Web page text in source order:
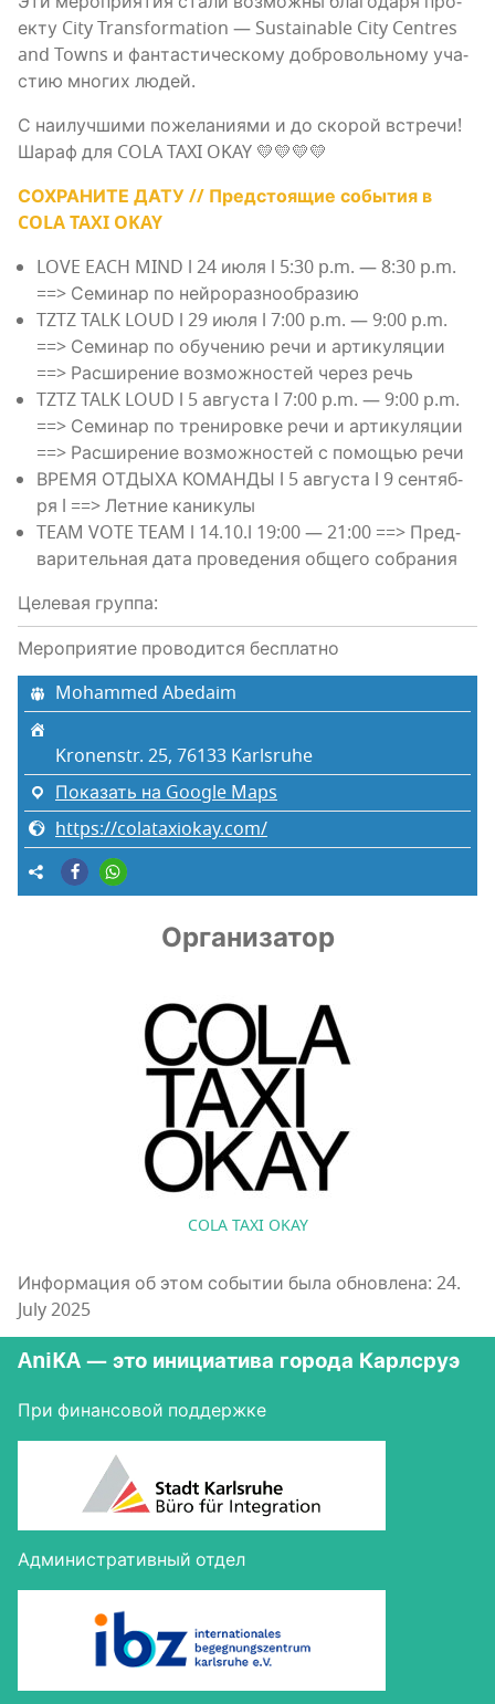
ек­ту City Transformation — Sustainable City Centres
and Towns и фан­та­сти­че­ско­му доб­ро­воль­но­му уча­
стию мно­гих людей.
С наи­луч­ши­ми поже­ла­ни­я­ми и до ско­рой встре­чи!
Шараф для COLA TAXI OKAY 💛💛💛💛
СОХРАНИТЕ ДАТУ // Пред­сто­я­щие собы­тия в
COLA TAXI OKAY
LOVE EACH MIND l 24 июля l 5:30 p.m. — 8:30 p.m.
==> Семи­нар по нейроразнообразию
TZTZ TALK LOUD l 29 июля l 7:00 p.m. — 9:00 p.m.
==> Семи­нар по обу­че­нию речи и арти­ку­ля­ции
==> Рас­ши­ре­ние воз­мож­но­стей через речь
TZTZ TALK LOUD l 5 авгу­ста l 7:00 p.m. — 9:00 p.m.
==> Семи­нар по тре­ни­ров­ке речи и арти­ку­ля­ции
==> Рас­ши­ре­ние воз­мож­но­стей с помо­щью речи
ВРЕМЯ ОТДЫХА КОМАНДЫ l 5 авгу­ста l 9 сен­тяб­
ря l ==> Лет­ние каникулы
TEAM VOTE TEAM l 14.10.l 19:00 — 21:00 ==> Пред­
ва­ри­тель­ная дата про­ве­де­ния обще­го собрания
Целевая группа:
Мероприятие проводится бесплатно
Mohammed Abedaim
Kronenstr. 25, 76133 Karlsruhe
Показать на Google Maps
https://colataxiokay.com/
Организатор
COLA TAXI OKAY
Информация об этом событии была обновлена: 24.
July 2025
AniKA — это инициатива города Карлсруэ
При финансовой поддержке
Административный отдел